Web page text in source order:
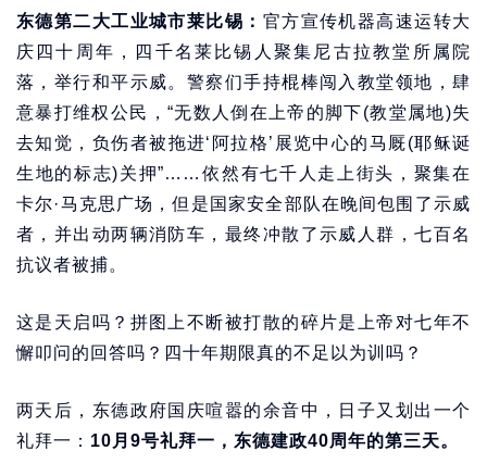
东德第二大工业城市莱比锡： 官方宣传机器高速运转大
庆四十周年，四千名莱比锡人聚集尼古拉教堂所属院
落，举行和平示威。警察们手持棍棒闯入教堂领地，肆
意暴打维权公民，“无数人倒在上帝的脚下(教堂属地)失
去知觉，负伤者被拖进‘阿拉格’展览中心的马厩(耶稣诞
生地的标志)关押”……依然有七千人走上街头，聚集在
卡尔·马克思广场，但是国家安全部队在晚间包围了示威
者，并出动两辆消防车，最终冲散了示威人群，七百名
抗议者被捕。
这是天启吗？拼图上不断被打散的碎片是上帝对七年不
懈叩问的回答吗？四十年期限真的不足以为训吗？
两天后，东德政府国庆喧嚣的余音中，日子又划出一个
礼拜一： 10月9号礼拜一，东德建政40周年的第三天。